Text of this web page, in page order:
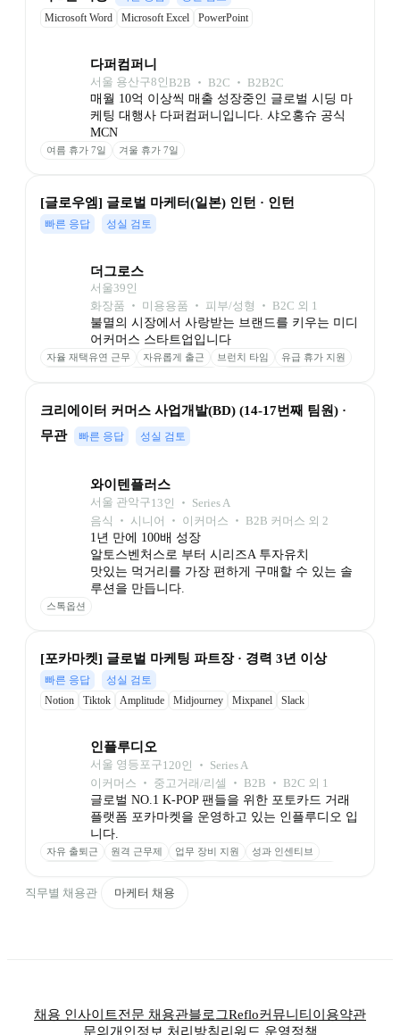
Microsoft Word
Microsoft Excel PowerPoint
다퍼컴퍼니
서울 용산구8인 B2B ‧ B2C ‧ B2B2C
매월 10억 이상씩 매출 성장중인 글로벌 시딩 마
케팅 대행사 다퍼컴퍼니입니다. 샤오홍슈 공식
MCN
여름 휴가 7일 겨울 휴가 7일
[글로우엠] 글로벌 마케터(일본) 인턴 · 인턴
빠른 응답 성실 검토
더그로스
서울39인
화장품 ‧ 미용용품 ‧ 피부/성형 ‧ B2C 외 1
불멸의 시장에서 사랑받는 브랜드를 키우는 미디
어커머스 스타트업입니다
자율 재택유연 근무 자유롭게 출근 브런치 타임
유급 휴가 지원
크리에이터 커머스 사업개발(BD) (14-17번째 팀원) ·
무관
빠른 응답 성실 검토
와이텐플러스
서울 관악구13인 ‧ Series A
음식 ‧ 시니어 ‧ 이커머스 ‧ B2B 커머스 외 2
1년 만에 100배 성장
알토스벤처스로 부터 시리즈A 투자유치
맛있는 먹거리를 가장 편하게 구매할 수 있는 솔
루션을 만듭니다.
스톡옵션
[포카마켓] 글로벌 마케팅 파트장 · 경력 3년 이상
빠른 응답
성실 검토
Notion
Tiktok Amplitude Midjourney Mixpanel Slack
인플루디오
서울 영등포구120인 ‧ Series A
이커머스 ‧ 중고거래/리셀 ‧ B2B ‧ B2C 외 1
글로벌 NO.1 K-POP 팬들을 위한 포토카드 거래
플랫폼 포카마켓을 운영하고 있는 인플루디오 입
니다.
자유 출퇴근 원격 근무제 업무 장비 지원
성과 인센티브
스페셜 런치
컬쳐데이
직무별 채용관 마케터 채용
채용 인사이트전문 채용관블로그Reflo커뮤니티 이용약관
문의 개인정보 처리방침리워드 운영정책